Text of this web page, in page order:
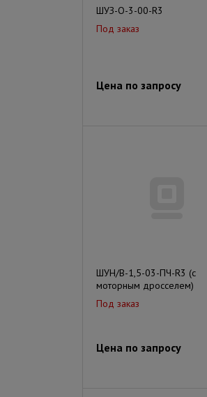
ШУЗ-О-3-00-R3
Под заказ
Цена по запросу
ШУН/В-1,5-03-ПЧ-R3 (с
моторным дросселем)
Под заказ
Цена по запросу